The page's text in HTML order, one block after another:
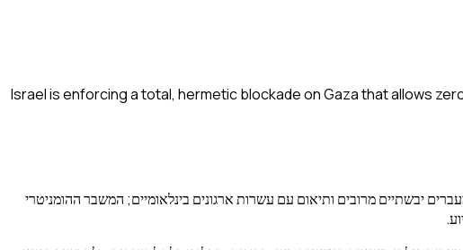
Israel is enforcing a total, hermetic blockade on Gaza that allows
מיליון טונות של סיוע — למעלה מ-78% מתוכו מזון — לעזה מאז ה-7 באוקטובר 2023, תוך הפעלת מעברים יבשתיים מרובים ותיאום עם עשרות ארגונים בינלאומיים; המשבר ההומניטרי